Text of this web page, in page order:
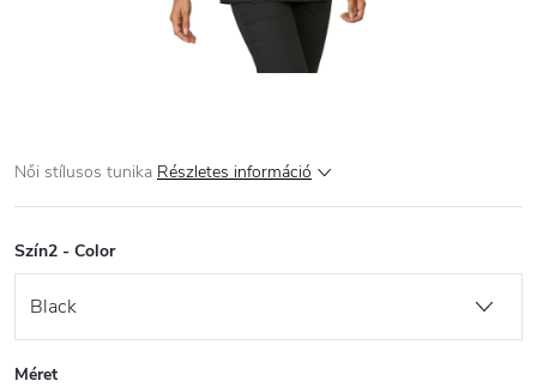
Női stílusos tunika Részletes információ
Szín2 - Color
Méret